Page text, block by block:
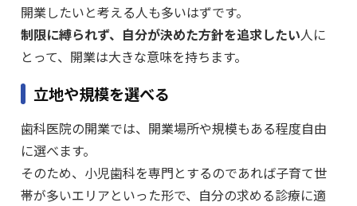
開業したいと考える人も多いはずです。
制限に縛られず、自分が決めた方針を追求したい人に
とって、開業は大きな意味を持ちます。
立地や規模を選べる
歯科医院の開業では、開業場所や規模もある程度自由
に選べます。
そのため、小児歯科を専門とするのであれば子育て世
帯が多いエリアといった形で、自分の求める診療に適